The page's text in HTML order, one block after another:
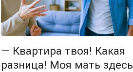
— Квартира твоя! Какая
разница! Моя мать здесь